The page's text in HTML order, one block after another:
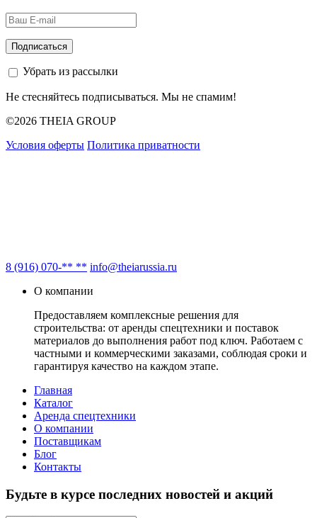
Убрать из рассылки
Не стесняйтесь подписываться. Мы не спамим!
©2026 THEIA GROUP
Условия оферты Политика приватности
8 (916) 070-** ** info@theiarussia.ru
О компании
Предоставляем комплексные решения для
строительства: от аренды спецтехники и поставок
материалов до выполнения работ под ключ. Работаем с
частными и коммерческими заказами, соблюдая сроки и
гарантируя качество на каждом этапе.
Главная
Каталог
Аренда спецтехники
О компании
Поставщикам
Блог
Контакты
Будьте в курсе последних новостей и акций